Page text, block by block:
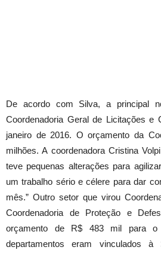
De acordo com Silva, a principal
Coordenadoria Geral de Licitações e
janeiro de 2016. O orçamento da
milhões. A coordenadora Cristina
teve pequenas alterações para
um trabalho sério e célere para dar
mês.” Outro setor que virou
Coordenadoria de Proteção e
orçamento de R$ 483 mil para
departamentos eram vinculados à